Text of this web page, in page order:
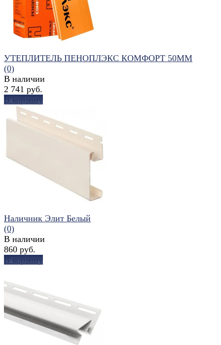
УТЕПЛИТЕЛЬ ПЕНОПЛЭКС КОМФОРТ 50ММ
(0)
В наличии
2 741 руб.
В корзину
избранное сравнить
Наличник Элит Белый
(0)
В наличии
860 руб.
В корзину